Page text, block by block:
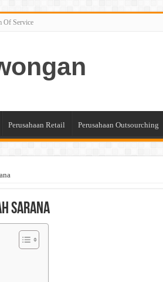
Of Service
Perusahaan Retail Perusahaan Outsourching
Sarana